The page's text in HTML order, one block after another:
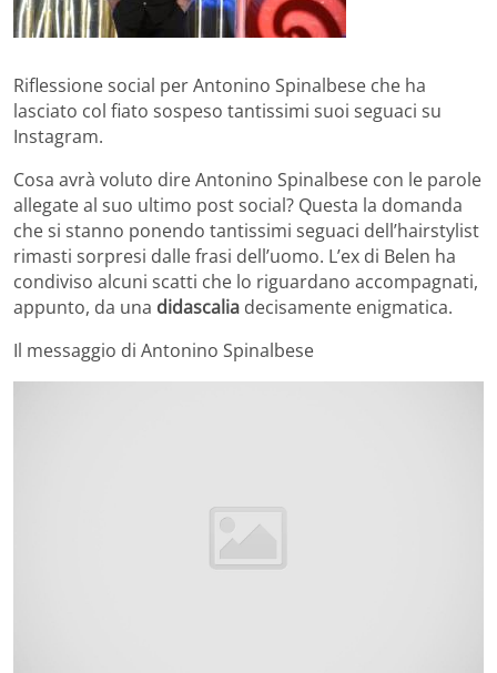
Riflessione social per Antonino Spinalbese che ha
lasciato col fiato sospeso tantissimi suoi seguaci su
Instagram.
Cosa avrà voluto dire Antonino Spinalbese con le parole
allegate al suo ultimo post social? Questa la domanda
che si stanno ponendo tantissimi seguaci dell’hairstylist
rimasti sorpresi dalle frasi dell’uomo. L’ex di Belen ha
condiviso alcuni scatti che lo riguardano accompagnati,
appunto, da una didascalia decisamente enigmatica.
Il messaggio di Antonino Spinalbese